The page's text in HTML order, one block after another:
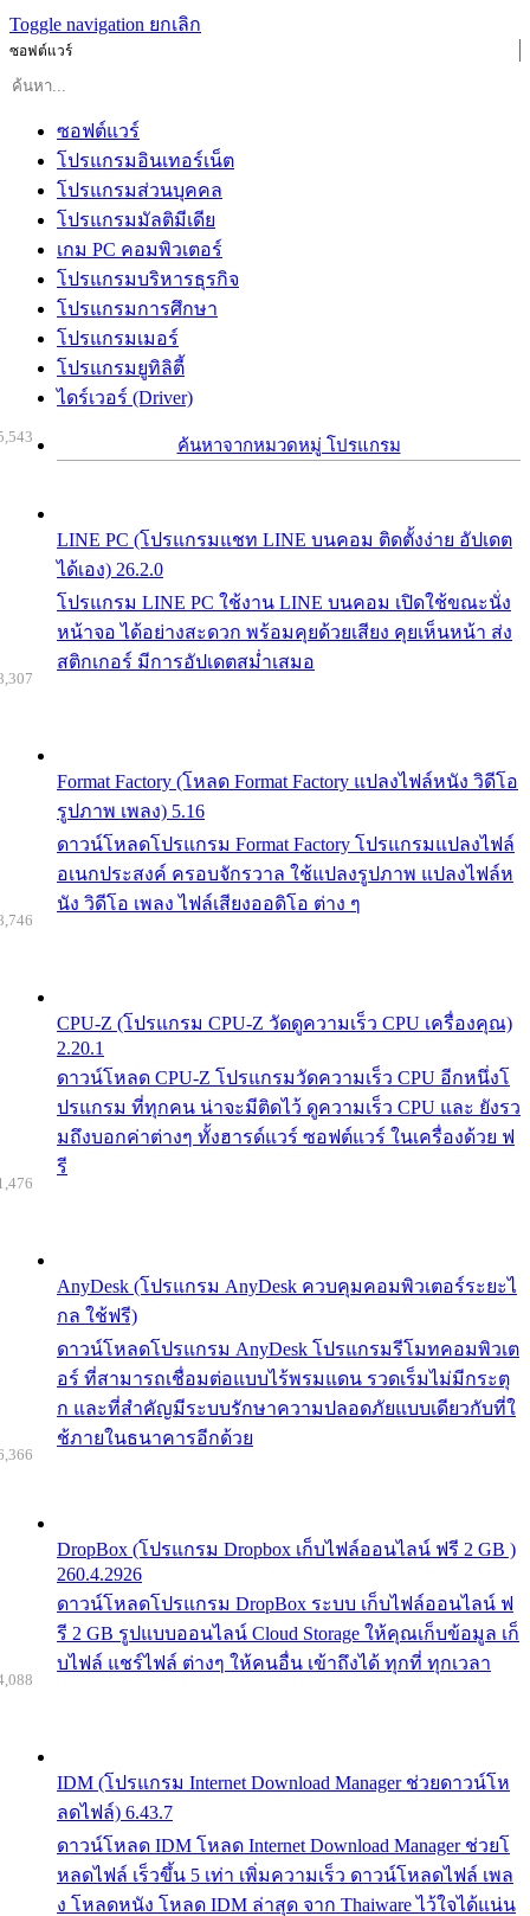
Toggle navigation ยกเลิก
ซอฟต์แวร์
ซอฟต์แวร์
โปรแกรมอินเทอร์เน็ต
โปรแกรมส่วนบุคคล
โปรแกรมมัลติมีเดีย
เกม PC คอมพิวเตอร์
โปรแกรมบริหารธุรกิจ
โปรแกรมการศึกษา
โปรแกรมเมอร์
โปรแกรมยูทิลิตี้
ไดร์เวอร์ (Driver)
ค้นหาจากหมวดหมู่ โปรแกรม
LINE PC (โปรแกรมแชท LINE บนคอม ติดตั้งง่าย อัปเดต
ได้เอง) 26.2.0
โปรแกรม LINE PC ใช้งาน LINE บนคอม เปิดใช้ขณะนั่ง
หน้าจอ ได้อย่างสะดวก พร้อมคุยด้วยเสียง คุยเห็นหน้า ส่ง
สติกเกอร์ มีการอัปเดตสม่ำเสมอ
Format Factory (โหลด Format Factory แปลงไฟล์หนัง วิดีโอ
รูปภาพ เพลง) 5.16
ดาวน์โหลดโปรแกรม Format Factory โปรแกรมแปลงไฟล์
อเนกประสงค์ ครอบจักรวาล ใช้แปลงรูปภาพ แปลงไฟล์ห
นัง วิดีโอ เพลง ไฟล์เสียงออดิโอ ต่าง ๆ
CPU-Z (โปรแกรม CPU-Z วัดดูความเร็ว CPU เครื่องคุณ)
2.20.1
ดาวน์โหลด CPU-Z โปรแกรมวัดความเร็ว CPU อีกหนึ่งโ
ปรแกรม ที่ทุกคน น่าจะมีติดไว้ ดูความเร็ว CPU และ ยังรว
มถึงบอกค่าต่างๆ ทั้งฮารด์แวร์ ซอฟต์แวร์ ในเครื่องด้วย ฟ
รี
AnyDesk (โปรแกรม AnyDesk ควบคุมคอมพิวเตอร์ระยะไ
กล ใช้ฟรี)
ดาวน์โหลดโปรแกรม AnyDesk โปรแกรมรีโมทคอมพิวเต
อร์ ที่สามารถเชื่อมต่อแบบไร้พรมแดน รวดเร็มไม่มีกระตุ
ก และที่สำคัญมีระบบรักษาความปลอดภัยแบบเดียวกับที่ใ
ช้ภายในธนาคารอีกด้วย
DropBox (โปรแกรม Dropbox เก็บไฟล์ออนไลน์ ฟรี 2 GB )
260.4.2926
ดาวน์โหลดโปรแกรม DropBox ระบบ เก็บไฟล์ออนไลน์ ฟ
รี 2 GB รูปแบบออนไลน์ Cloud Storage ให้คุณเก็บข้อมูล เก็
บไฟล์ แชร์ไฟล์ ต่างๆ ให้คนอื่น เข้าถึงได้ ทุกที่ ทุกเวลา
IDM (โปรแกรม Internet Download Manager ช่วยดาวน์โห
ลดไฟล์) 6.43.7
ดาวน์โหลด IDM โหลด Internet Download Manager ช่วยโ
หลดไฟล์ เร็วขึ้น 5 เท่า เพิ่มความเร็ว ดาวน์โหลดไฟล์ เพล
ง โหลดหนัง โหลด IDM ล่าสุด จาก Thaiware ไว้ใจได้แน่น